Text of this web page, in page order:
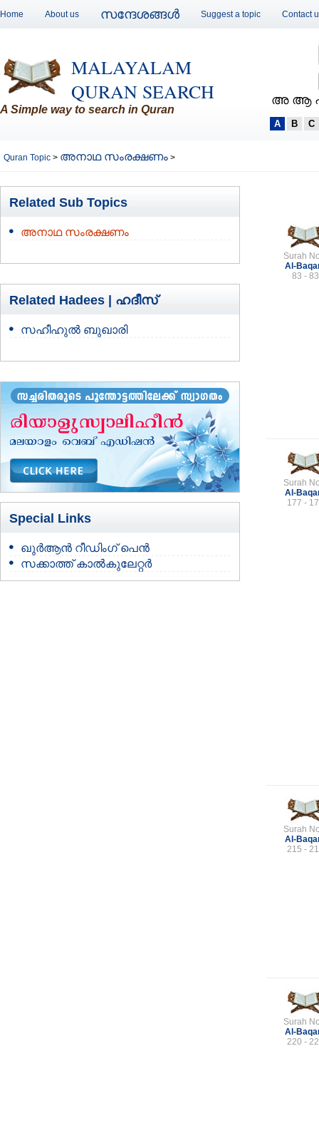
Home About us സന്ദേശങ്ങള്‍ Suggest a topic Contact
MALAYALAM
QURAN SEARCH
A Simple way to search in Quran
അ ആ
A B C
Quran Topic > അനാഥ സംരക്ഷണം >
Related Sub Topics
അനാഥ സംരക്ഷണം
Related Hadees | ഹദീസ്
സഹീഹുല്‍ ബുഖാരി
Special Links
ഖുർആൻ റീഡിംഗ് പെൻ
സക്കാത്ത് കാൽകുലേറ്റർ
Surah
Al-
83 - 83
Surah
Al-
177 -
Surah
Al-
215 -
Surah
Al-
220 -